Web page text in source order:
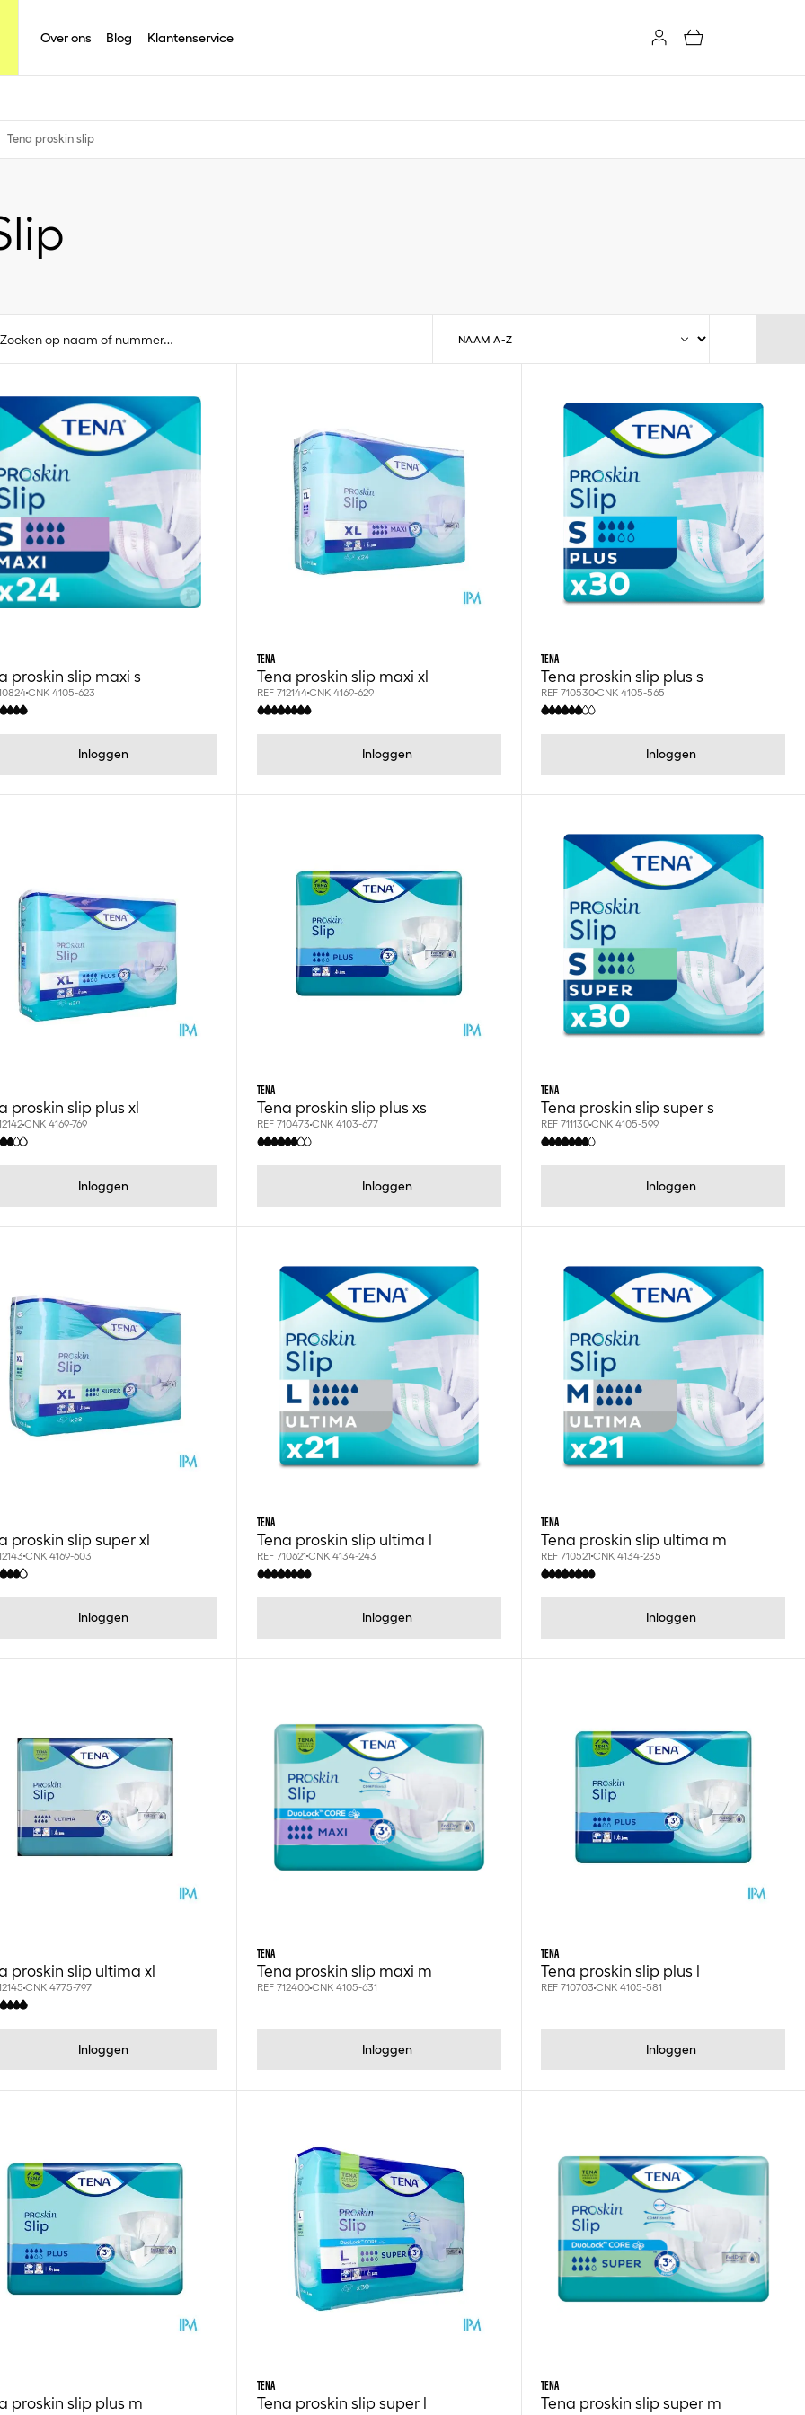
Over ons Blog Klantenservice
Tena proskin slip
proskin slip maxi s
CNK 4105-623
Inloggen
TENA
Tena proskin slip maxi xl
REF 712144CNK 4169-629
Inloggen
TENA
Tena proskin slip plus s
REF 710530CNK 4105-565
Inloggen
proskin slip plus xl
CNK 4169-769
Inloggen
TENA
Tena proskin slip plus xs
REF 710473 CNK 4103-677
Inloggen
TENA
Tena proskin slip super s
REF 711130CNK 4105-599
Inloggen
proskin slip super xl
CNK 4169-603
Inloggen
TENA
Tena proskin slip ultima l
REF 710621 CNK 4134-243
Inloggen
TENA
Tena proskin slip ultima m
REF 710521CNK 4134-235
Inloggen
proskin slip ultima xl
CNK 4775-797
Inloggen
TENA
Tena proskin slip maxi m
REF 712400CNK 4105-631
Inloggen
TENA
Tena proskin slip plus l
REF 710703CNK 4105-581
Inloggen
proskin slip plus m
TENA
Tena proskin slip super l
TENA
Tena proskin slip super m